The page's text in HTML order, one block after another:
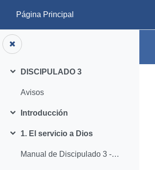
Página Principal
Colapsar
DISCIPULADO 3
Avisos
Colapsar
Introducción
Colapsar
1. El servicio a Dios
Manual de Discipulado 3 - Lección 1.